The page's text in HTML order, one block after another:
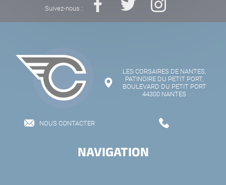
Suivez-nous :
LES CORSAIRES DE NANTES,
PATINOIRE DU PETIT PORT,
BOULEVARD DU PETIT PORT
44300 NANTES
NOUS CONTACTER
NAVIGATION